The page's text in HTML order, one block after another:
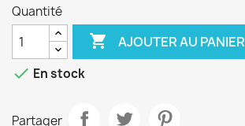
Quantité
 AJOUTER AU PANIER
 En stock
Partager